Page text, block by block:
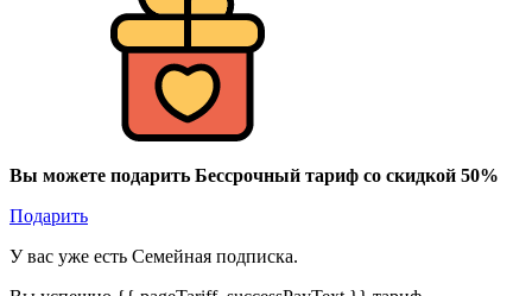
Вы можете подарить Бессрочный тариф со скидкой 50%
Подарить
У вас уже есть Семейная подписка.